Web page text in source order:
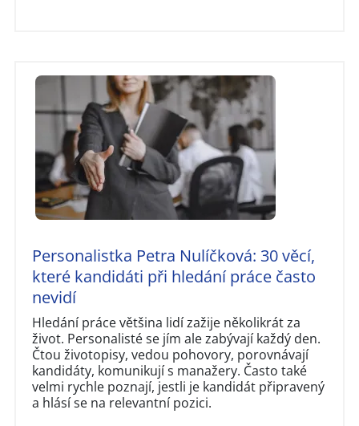
Personalistka Petra Nulíčková: 30 věcí,
které kandidáti při hledání práce často
nevidí
Hledání práce většina lidí zažije několikrát za
život. Personalisté se jím ale zabývají každý den.
Čtou životopisy, vedou pohovory, porovnávají
kandidáty, komunikují s manažery. Často také
velmi rychle poznají, jestli je kandidát připravený
a hlásí se na relevantní pozici.